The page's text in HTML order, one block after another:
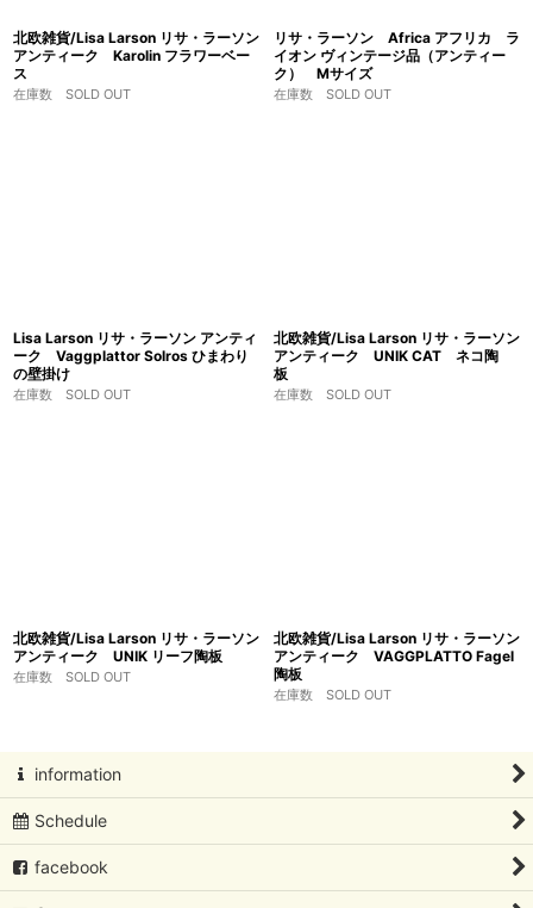
北欧雑貨/Lisa Larson リサ・ラーソン
アンティーク Karolin フラワーベー
ス
在庫数 SOLD OUT
リサ・ラーソン Africa アフリカ ラ
イオン ヴィンテージ品（アンティー
ク） Mサイズ
在庫数 SOLD OUT
Lisa Larson リサ・ラーソン アンティ
ーク Vaggplattor Solros ひまわり
の壁掛け
在庫数 SOLD OUT
北欧雑貨/Lisa Larson リサ・ラーソン
アンティーク UNIK CAT ネコ陶
板
在庫数 SOLD OUT
北欧雑貨/Lisa Larson リサ・ラーソン
アンティーク UNIK リーフ陶板
在庫数 SOLD OUT
北欧雑貨/Lisa Larson リサ・ラーソン
アンティーク VAGGPLATTO Fagel
陶板
在庫数 SOLD OUT
information
Schedule
facebook